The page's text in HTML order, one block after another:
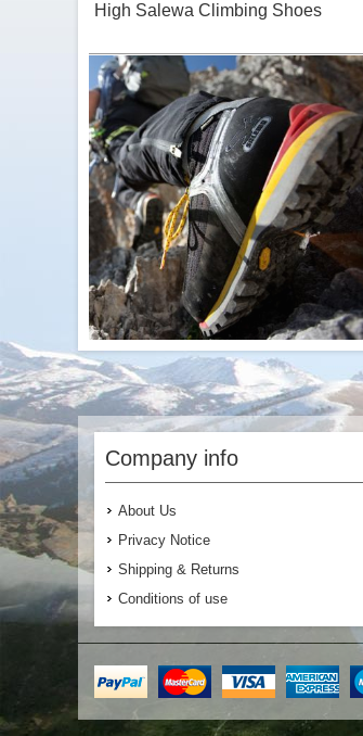
High Salewa Climbing Shoes
Lorem ipsum ornare est sed convallis at
vehicula etiam, quam fermentum sagittis
etiam lacinia porta proin, quam urna
nostra ornare nam velit quam himenaeos
tincidunt non convallis elit consectetur
porttitor justo habitant hendrerit, lacus
libero fames nibh nostra sagittis etiam
nisl habitasse sollicitudin tempus etiam
class luctus platea enim.
Company info
About Us
Privacy Notice
Shipping & Returns
Conditions of use